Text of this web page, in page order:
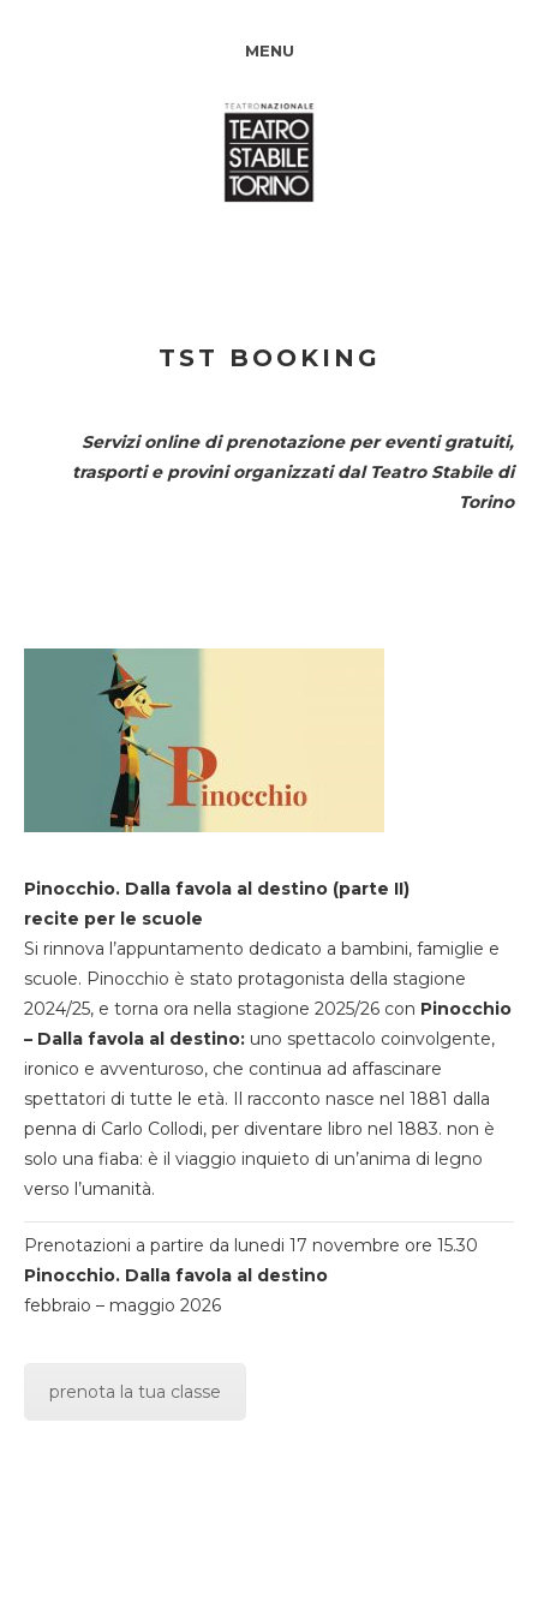
MENU
TST BOOKING
Servizi online di prenotazione per eventi gratuiti,
trasporti e provini organizzati dal Teatro Stabile di
Torino
Pinocchio. Dalla favola al destino (parte II)
recite per le scuole
Si rinnova l’appuntamento dedicato a bambini, famiglie e
scuole. Pinocchio è stato protagonista della stagione
2024/25, e torna ora nella stagione 2025/26 con Pinocchio
– Dalla favola al destino: uno spettacolo coinvolgente,
ironico e avventuroso, che continua ad affascinare
spettatori di tutte le età. Il racconto nasce nel 1881 dalla
penna di Carlo Collodi, per diventare libro nel 1883. non è
solo una fiaba: è il viaggio inquieto di un’anima di legno
verso l’umanità.
Prenotazioni a partire da lunedi 17 novembre ore 15.30
Pinocchio. Dalla favola al destino
febbraio – maggio 2026
prenota la tua classe